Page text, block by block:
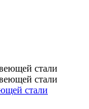
стали